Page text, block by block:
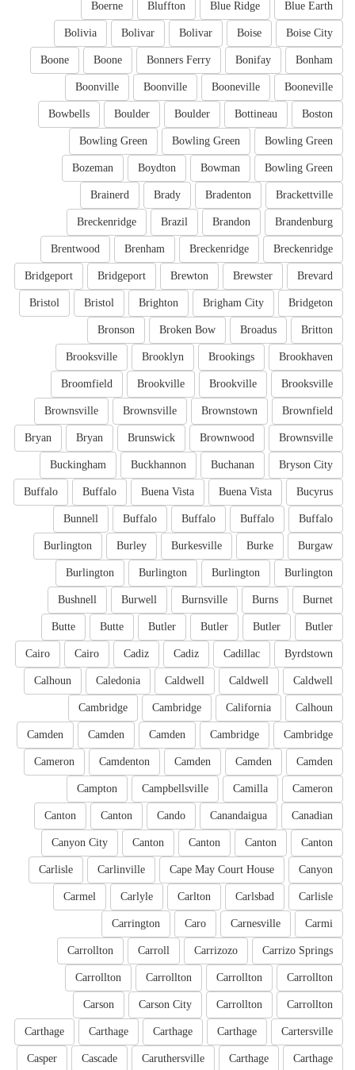
Blue Earth
Blue Ridge
Bluffton
Boerne
Boise City
Boise
Bolivar
Bolivar
Bolivia
Bonham
Bonifay
Bonners Ferry
Boone
Boone
Booneville
Booneville
Boonville
Boonville
Boston
Bottineau
Boulder
Boulder
Bowbells
Bowling Green
Bowling Green
Bowling Green
Bowling Green
Bowman
Boydton
Bozeman
Brackettville
Bradenton
Brady
Brainerd
Brandenburg
Brandon
Brazil
Breckenridge
Breckenridge
Breckenridge
Brenham
Brentwood
Brevard
Brewster
Brewton
Bridgeport
Bridgeport
Bridgeton
Brigham City
Brighton
Bristol
Bristol
Britton
Broadus
Broken Bow
Bronson
Brookhaven
Brookings
Brooklyn
Brooksville
Brooksville
Brookville
Brookville
Broomfield
Brownfield
Brownstown
Brownsville
Brownsville
Brownsville
Brownwood
Brunswick
Bryan
Bryan
Bryson City
Buchanan
Buckhannon
Buckingham
Bucyrus
Buena Vista
Buena Vista
Buffalo
Buffalo
Buffalo
Buffalo
Buffalo
Buffalo
Bunnell
Burgaw
Burke
Burkesville
Burley
Burlington
Burlington
Burlington
Burlington
Burlington
Burnet
Burns
Burnsville
Burwell
Bushnell
Butler
Butler
Butler
Butler
Butte
Butte
Byrdstown
Cadillac
Cadiz
Cadiz
Cairo
Cairo
Caldwell
Caldwell
Caldwell
Caledonia
Calhoun
Calhoun
California
Cambridge
Cambridge
Cambridge
Cambridge
Camden
Camden
Camden
Camden
Camden
Camden
Camdenton
Cameron
Cameron
Camilla
Campbellsville
Campton
Canadian
Canandaigua
Cando
Canton
Canton
Canton
Canton
Canton
Canton
Canyon City
Canyon
Cape May Court House
Carlinville
Carlisle
Carlisle
Carlsbad
Carlton
Carlyle
Carmel
Carmi
Carnesville
Caro
Carrington
Carrizo Springs
Carrizozo
Carroll
Carrollton
Carrollton
Carrollton
Carrollton
Carrollton
Carrollton
Carrollton
Carson City
Carson
Cartersville
Carthage
Carthage
Carthage
Carthage
Carthage
Carthage
Caruthersville
Cascade
Casper